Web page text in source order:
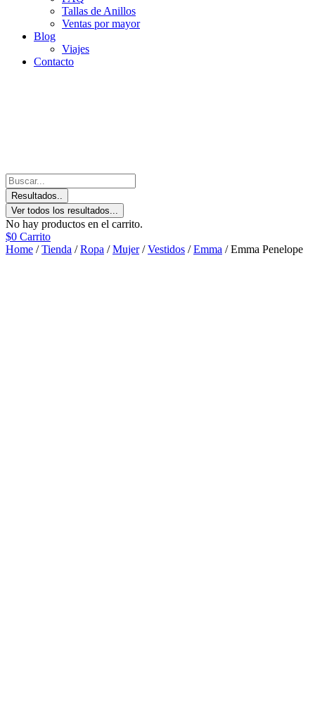
Tallas de Anillos
Ventas por mayor
Blog
Viajes
Contacto
Resultados..
Ver todos los resultados...
No hay productos en el carrito.
$0 Carrito
Home /Tienda /Ropa /Mujer/Vestidos /Emma / Emma Penelope